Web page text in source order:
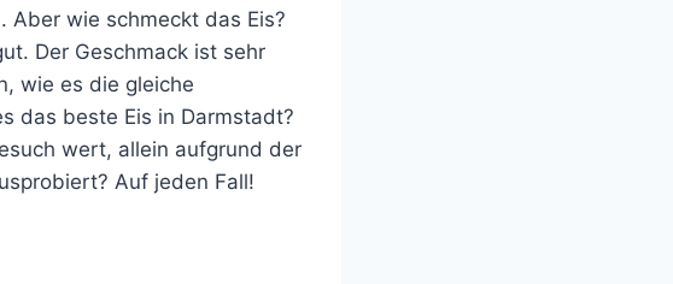
Aber wie schmeckt das Eis?
Der Geschmack ist sehr
wie es die gleiche
das beste Eis in Darmstadt?
wert, allein aufgrund der
Auf jeden Fall!